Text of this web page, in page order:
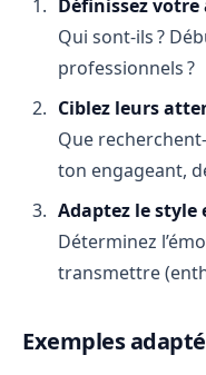
Définissez votre
Qui sont-ils ?
professionnels ?
Ciblez leurs
Que
ton engageant,
Adaptez le style
Déterminez
transmettre
Exemples